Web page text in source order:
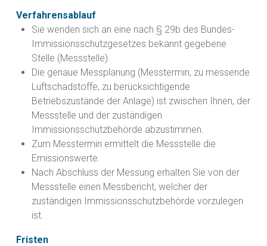
Verfahrensablauf
Sie wenden sich an eine nach § 29b des Bundes-
Immissionsschutzgesetzes bekannt gegebene
Stelle (Messstelle).
Die genaue Messplanung (Messtermin, zu messende
Luftschadstoffe, zu berücksichtigende
Betriebszustände der Anlage) ist zwischen Ihnen, der
Messstelle und der zuständigen
Immissionsschutzbehörde abzustimmen.
Zum Messtermin ermittelt die Messstelle die
Emissionswerte.
Nach Abschluss der Messung erhalten Sie von der
Messstelle einen Messbericht, welcher der
zuständigen Immissionsschutzbehörde vorzulegen
ist.
Fristen